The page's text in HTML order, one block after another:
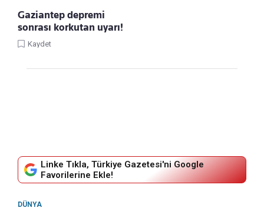
Gaziantep depremi
sonrası korkutan uyarı!
Kaydet
Linke Tıkla, Türkiye Gazetesi'ni Google
Favorilerine Ekle!
DÜNYA